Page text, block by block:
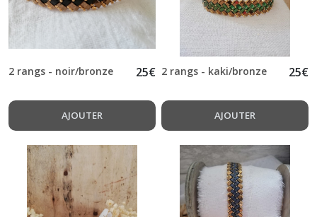
2 rangs - noir/bronze 25€
AJOUTER
2 rangs - kaki/bronze 25€
AJOUTER